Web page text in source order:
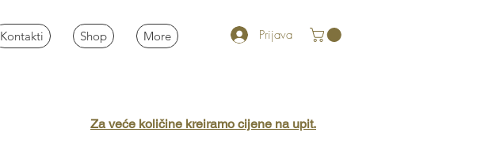
Kontakti Shop More Prijava
Za veće količine kreiramo cijene na upit.